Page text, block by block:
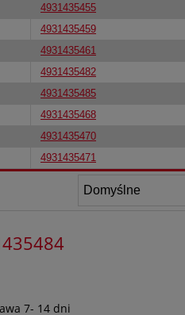
4931435455
4931435459
4931435461
4931435482
4931435485
4931435468
4931435470
4931435471
7- 14 dni